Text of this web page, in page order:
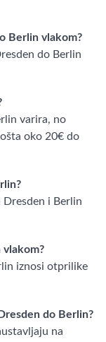
Berlin vlakom?
do Berlin
varira, no
oko 20€ do
Dresden i Berlin
vlakom?
iznosi otprilike
do Berlin?
na